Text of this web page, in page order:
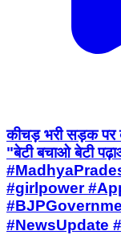
कीचड़ भरी सड़क पर
"बेटी बचाओ बेटी
#girlpower
#NewsUpdate